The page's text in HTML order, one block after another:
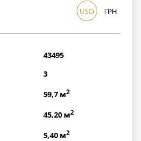
USD ГРН
43495
3
59,7 м2
45,20 м2
5,40 м2